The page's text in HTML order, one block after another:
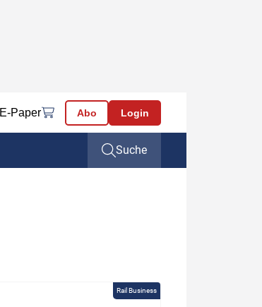
E-Paper Abo Login
Suche
Rail Business